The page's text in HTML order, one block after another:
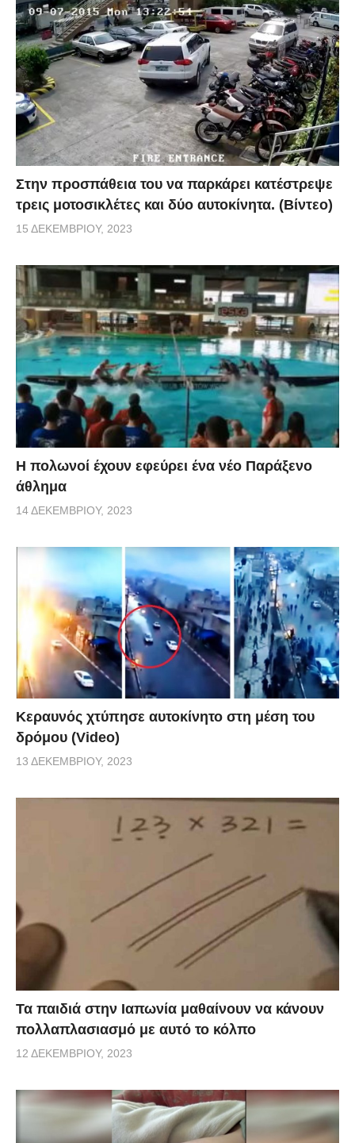
Στην προσπάθεια του να παρκάρει κατέστρεψε
τρεις μοτοσικλέτες και δύο αυτοκίνητα. (Βίντεο)
15 ΔΕΚΕΜΒΡΊΟΥ, 2023
Η πολωνοί έχουν εφεύρει ένα νέο Παράξενο
άθλημα
14 ΔΕΚΕΜΒΡΊΟΥ, 2023
Κεραυνός χτύπησε αυτοκίνητο στη μέση του
δρόμου (Video)
13 ΔΕΚΕΜΒΡΊΟΥ, 2023
Τα παιδιά στην Ιαπωνία μαθαίνουν να κάνουν
πολλαπλασιασμό με αυτό το κόλπο
12 ΔΕΚΕΜΒΡΊΟΥ, 2023